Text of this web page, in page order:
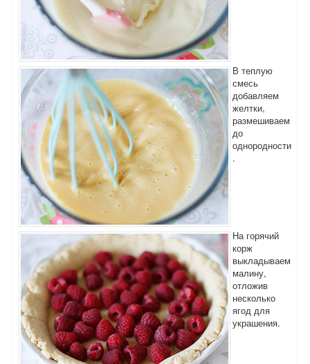
В теплую
смесь
добавляем
желтки,
размешиваем
до
однородности
.
На горячий
корж
выкладываем
малину,
отложив
несколько
ягод для
украшения.